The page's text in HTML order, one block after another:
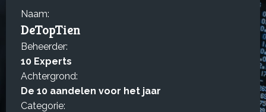
Naam:
DeTopTien
Beheerder:
10 Experts
Achtergrond:
De 10 aandelen voor het jaar
Categorie: